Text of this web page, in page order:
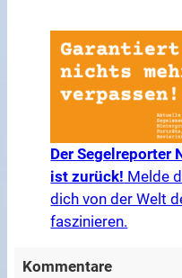
Der Segelreporter
ist zurück! Melde
dich von der Welt
faszinieren.
Kommentare